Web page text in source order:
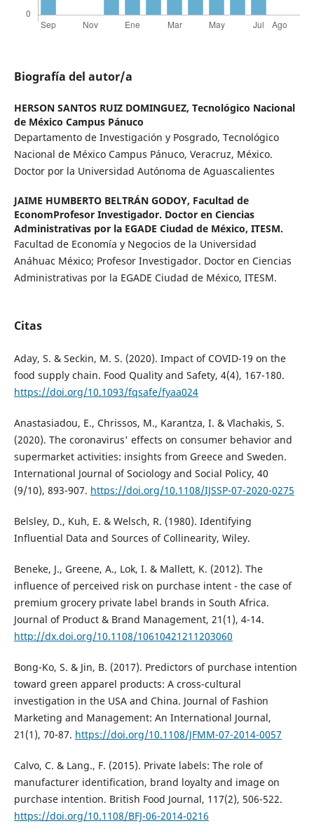
Biografía del autor/a
HERSON SANTOS RUIZ DOMINGUEZ, Tecnológico Nacional
de México Campus Pánuco
Departamento de Investigación y Posgrado, Tecnológico
Nacional de México Campus Pánuco, Veracruz, México.
Doctor por la Universidad Autónoma de Aguascalientes
JAIME HUMBERTO BELTRÁN GODOY, Facultad de
EconomProfesor Investigador. Doctor en Ciencias
Administrativas por la EGADE Ciudad de México, ITESM.
Facultad de Economía y Negocios de la Universidad
Anáhuac México; Profesor Investigador. Doctor en Ciencias
Administrativas por la EGADE Ciudad de México, ITESM.
Citas
Aday, S. & Seckin, M. S. (2020). Impact of COVID-19 on the
food supply chain. Food Quality and Safety, 4(4), 167-180.
https://doi.org/10.1093/fqsafe/fyaa024
Anastasiadou, E., Chrissos, M., Karantza, I. & Vlachakis, S.
(2020). The coronavirus' effects on consumer behavior and
supermarket activities: insights from Greece and Sweden.
International Journal of Sociology and Social Policy, 40
(9/10), 893-907. https://doi.org/10.1108/IJSSP-07-2020-0275
Belsley, D., Kuh, E. & Welsch, R. (1980). Identifying
Influential Data and Sources of Collinearity, Wiley.
Beneke, J., Greene, A., Lok, I. & Mallett, K. (2012). The
influence of perceived risk on purchase intent - the case of
premium grocery private label brands in South Africa.
Journal of Product & Brand Management, 21(1), 4-14.
http://dx.doi.org/10.1108/10610421211203060
Bong-Ko, S. & Jin, B. (2017). Predictors of purchase intention
toward green apparel products: A cross-cultural
investigation in the USA and China. Journal of Fashion
Marketing and Management: An International Journal,
21(1), 70-87. https://doi.org/10.1108/JFMM-07-2014-0057
Calvo, C. & Lang., F. (2015). Private labels: The role of
manufacturer identification, brand loyalty and image on
purchase intention. British Food Journal, 117(2), 506-522.
https://doi.org/10.1108/BFJ-06-2014-0216